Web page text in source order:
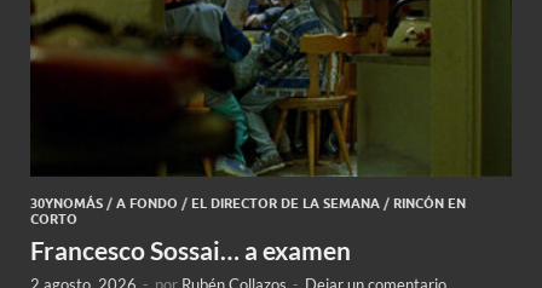
30YNOMÁS / A FONDO / EL DIRECTOR DE LA SEMANA / RINCÓN EN
CORTO
Francesco Sossai… a examen